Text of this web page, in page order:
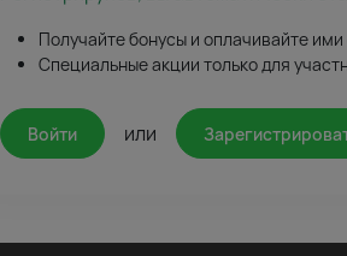
Получайте бонусы и оплачивайте ими
Специальные акции только для
Войти или